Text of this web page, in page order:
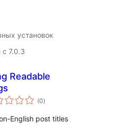
установок
с 7.0.3
Readable
(0общий
рейтинг
)
English post titles